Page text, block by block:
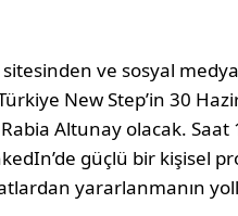
ve sosyal
New Step’in 30
Altunay olacak. Saat
güçlü bir kişisel
yararlanmanın